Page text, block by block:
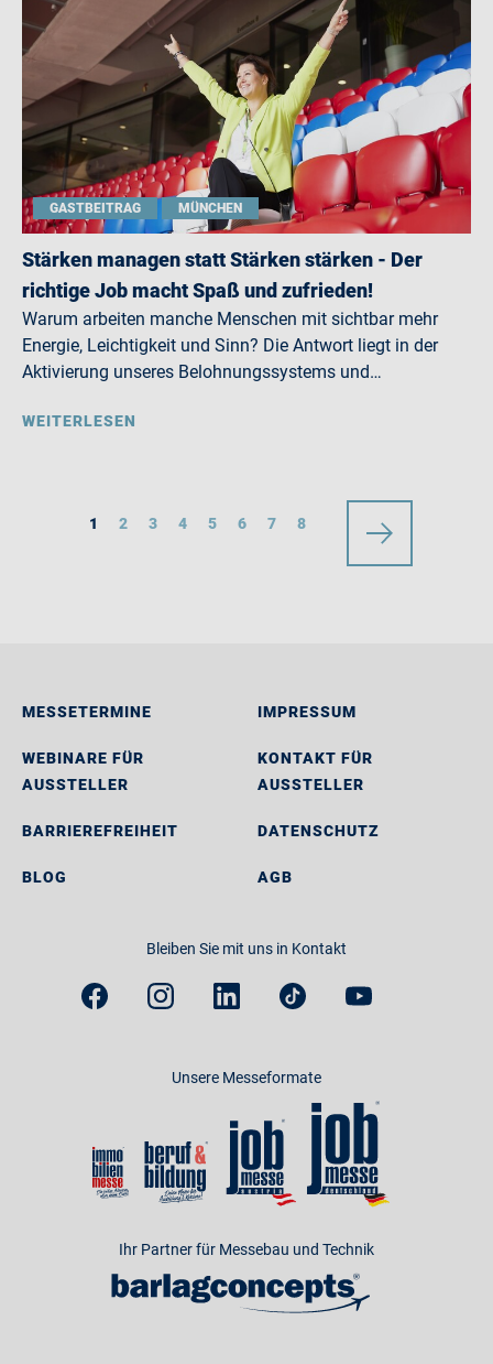
GASTBEITRAG MÜNCHEN
Stärken managen statt Stärken stärken - Der
richtige Job macht Spaß und zufrieden!
Warum arbeiten manche Menschen mit sichtbar mehr
Energie, Leichtigkeit und Sinn? Die Antwort liegt in der
Aktivierung unseres Belohnungssystems und…
WEITERLESEN
1 2 3 4 5 6 7 8
MESSETERMINE
WEBINARE FÜR
AUSSTELLER
BARRIEREFREIHEIT
BLOG
IMPRESSUM
KONTAKT FÜR
AUSSTELLER
DATENSCHUTZ
AGB
Bleiben Sie mit uns in Kontakt
Unsere Messeformate
Ihr Partner für Messebau und Technik